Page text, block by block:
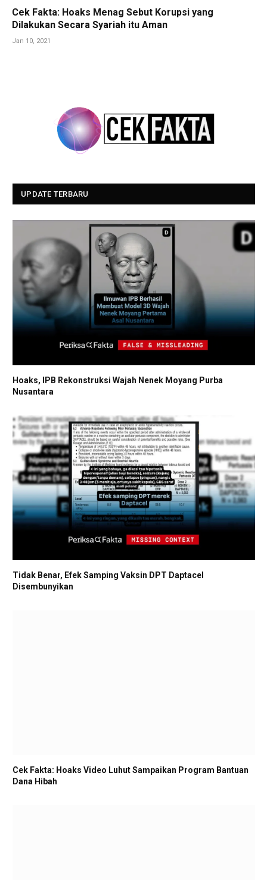
Cek Fakta: Hoaks Menag Sebut Korupsi yang
Dilakukan Secara Syariah itu Aman
Jan 10, 2021
UPDATE TERBARU
Hoaks, IPB Rekonstruksi Wajah Nenek Moyang Purba
Nusantara
Tidak Benar, Efek Samping Vaksin DPT Daptacel
Disembunyikan
Cek Fakta: Hoaks Video Luhut Sampaikan Program Bantuan
Dana Hibah